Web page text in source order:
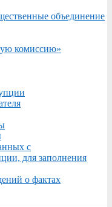
объединение
комиссию»
с
для заполнения
о фактах